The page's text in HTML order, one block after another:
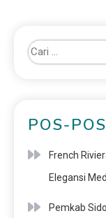
POS-
French
Elegansi
Pemkab